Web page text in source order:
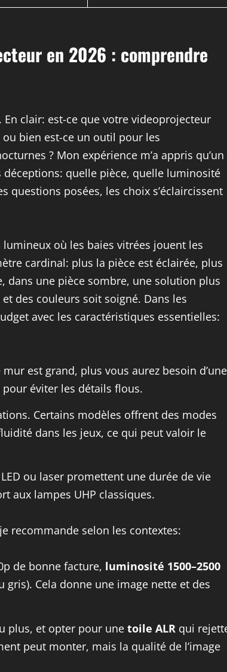
en 2026 : comprendre
clair: est-ce que votre videoprojecteur
bien est-ce un outil pour les
? Mon expérience m’a appris qu’un
quelle pièce, quelle luminosité
questions posées, les choix s’éclaircissent
où les baies vitrées jouent les
cardinal: plus la pièce est éclairée, plus
dans une pièce sombre, une solution plus
des couleurs soit soigné. Dans les
avec les caractéristiques essentielles:
est grand, plus vous aurez besoin d’une
éviter les détails flous.
Certains modèles offrent des modes
dans les jeux, ce qui peut valoir le
ou laser promettent une durée de vie
aux lampes UHP classiques.
recommande selon les contextes:
de bonne facture, luminosité 1500–2500
gris). Cela donne une image nette et des
plus, et opter pour une toile ALR qui
peut monter, mais la qualité de l’image